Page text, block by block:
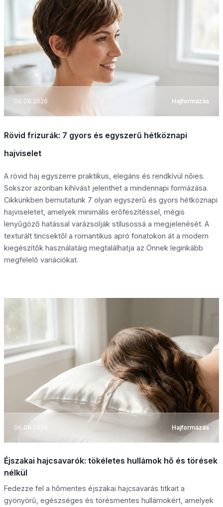
06.08.2026 Hajformázás
Rövid frizurák: 7 gyors és egyszerű hétköznapi
hajviselet
A rövid haj egyszerre praktikus, elegáns és rendkívül nőies.
Sokszor azonban kihívást jelenthet a mindennapi formázása.
Cikkünkben bemutatunk 7 olyan egyszerű és gyors hétköznapi
hajviseletet, amelyek minimális erőfeszítéssel, mégis
lenyűgöző hatással varázsolják stílusossá a megjelenését. A
texturált tincsektől a romantikus apró fonatokon át a modern
kiegészítők használatáig megtalálhatja az Önnek leginkább
megfelelő variációkat.
06.08.2026 Hajformázás
Éjszakai hajcsavarók: tökéletes hullámok hő és törések
nélkül
Fedezze fel a hőmentes éjszakai hajcsavarás titkait a
gyönyörű, egészséges és törésmentes hullámokért, amelyek